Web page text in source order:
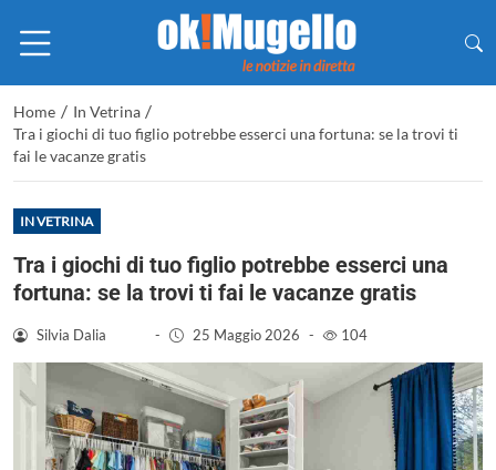
Home / In Vetrina /
Tra i giochi di tuo figlio potrebbe esserci una fortuna: se la trovi ti
fai le vacanze gratis
IN VETRINA
Tra i giochi di tuo figlio potrebbe esserci una
fortuna: se la trovi ti fai le vacanze gratis
Silvia Dalia - 25 Maggio 2026 - 104